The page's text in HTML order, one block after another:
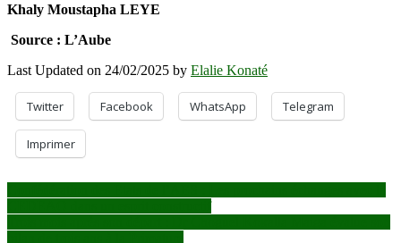
Khaly Moustapha LEYE
Source : L’Aube
Last Updated on 24/02/2025 by Elalie Konaté
Twitter Facebook WhatsApp Telegram
Imprimer
Navigation
de